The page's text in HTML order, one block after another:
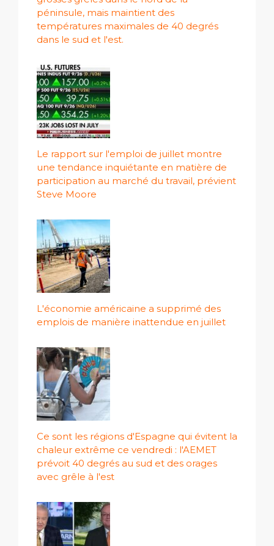
péninsule, mais maintient des
températures maximales de 40 degrés
dans le sud et l'est.
Le rapport sur l'emploi de juillet montre
une tendance inquiétante en matière de
participation au marché du travail, prévient
Steve Moore
L'économie américaine a supprimé des
emplois de manière inattendue en juillet
Ce sont les régions d'Espagne qui évitent la
chaleur extrême ce vendredi : l'AEMET
prévoit 40 degrés au sud et des orages
avec grêle à l'est